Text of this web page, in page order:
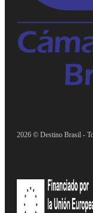
2026 © Destino Brasil -